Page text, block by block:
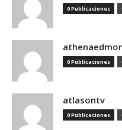
0 Publicaciones
0 Publicaciones
atlasontv
0 Publicaciones